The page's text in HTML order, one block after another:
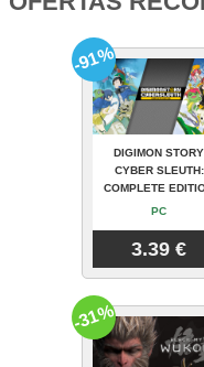
DIGIMON STORY
CYBER SLEUTH:
COMPLETE
PC
3.39 €
-91%
-31%